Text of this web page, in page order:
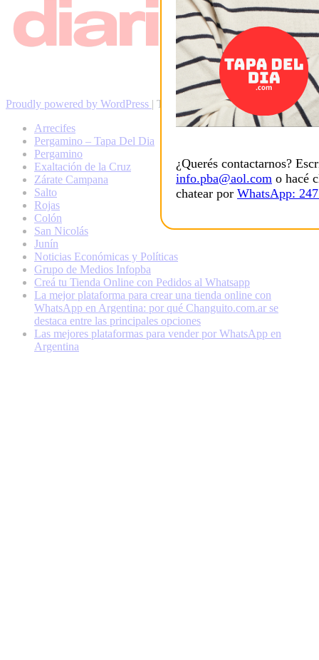
¿Querés contactarnos?
info.pba@aol.com o hacé
chatear por WhatsApp:
Proudly powered by WordPress | Theme: Newsup by Themeansar
Arrecifes
Pergamino – Tapa Del Dia
Pergamino
Exaltación de la Cruz
Zárate Campana
Salto
Rojas
Colón
San Nicolás
Junín
Noticias Económicas y Políticas
Grupo de Medios Infopba
Creá tu Tienda Online con Pedidos al Whatsapp
La mejor plataforma para crear una tienda online con
WhatsApp en Argentina: por qué Changuito.com.ar se
destaca entre las principales opciones
Las mejores plataformas para vender por WhatsApp en
Argentina